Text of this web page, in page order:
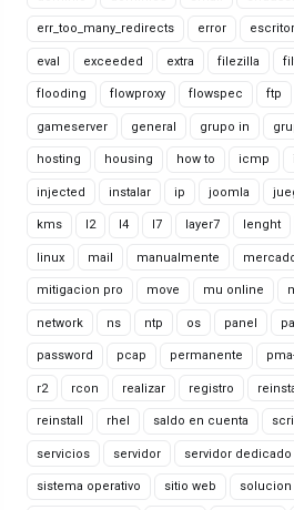
err_too_many_redirects error
eval exceeded extra filezilla
flooding flowproxy flowspec ftp
gameserver general grupo in
hosting housing how to icmp
injected instalar ip joomla
kms l2 l4 l7 layer7 lenght
linux mail manualmente
mitigacion pro move mu online
network ns ntp os panel
password pcap permanente
r2 rcon realizar registro
reinstall rhel saldo en cuenta
servicios servidor servidor dedicado
sistema operativo sitio web solucion